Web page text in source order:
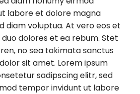
labore et dolore magna
diam voluptua. At vero eos et
dolores et ea rebum. Stet
no sea takimata sanctus
sit amet. Lorem ipsum
sadipscing elitr, sed
tempor invidunt ut labore